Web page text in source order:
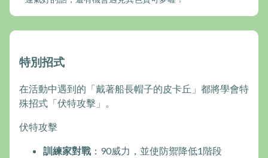
特別招式
在活動中遇到的「戴著船長帽子的皮卡丘」都將學會特
殊招式「伏特攻擊」。
伏特攻擊
訓練家對戰 ：90威力，並使防禦降低1階段